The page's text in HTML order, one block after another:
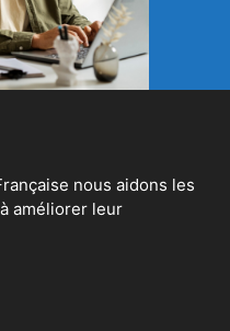
nous aidons les
améliorer leur